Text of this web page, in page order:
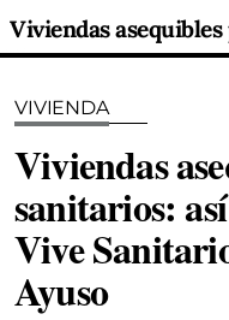
VIVIENDA
Viviendas
sanitarios:
Vive
Ayuso